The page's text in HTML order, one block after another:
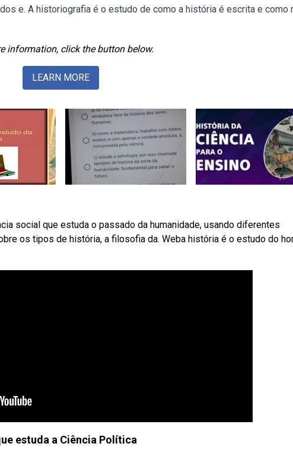
e. A historiografia é o estudo de como a história é escrita e como
information, click the button below.
LEARN MORE
social que estuda o passado da humanidade, usando diferentes
os tipos de história, a filosofia da. Weba história é o estudo do
estuda a Ciência Política